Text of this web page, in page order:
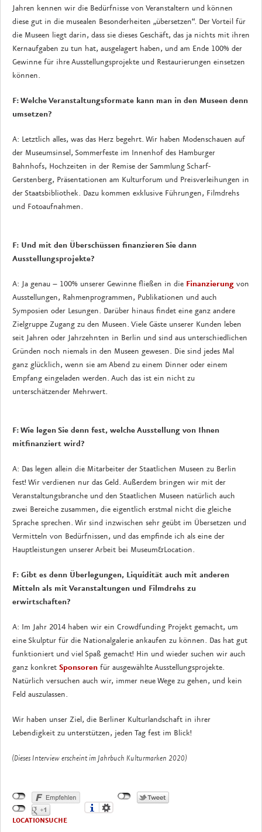
Jahren kennen wir die Bedürfnisse von Veranstaltern und können
diese gut in die musealen Besonderheiten „übersetzen“. Der Vorteil für
die Museen liegt darin, dass sie dieses Geschäft, das ja nichts mit ihren
Kernaufgaben zu tun hat, ausgelagert haben, und am Ende 100% der
Gewinne für ihre Ausstellungsprojekte und Restaurierungen einsetzen
können.
F: Welche Veranstaltungsformate kann man in den Museen denn
umsetzen?
A: Letztlich alles, was das Herz begehrt. Wir haben Modenschauen auf
der Museumsinsel, Sommerfeste im Innenhof des Hamburger
Bahnhofs, Hochzeiten in der Remise der Sammlung Scharf-
Gerstenberg, Präsentationen am Kulturforum und Preisverleihungen in
der Staatsbibliothek. Dazu kommen exklusive Führungen, Filmdrehs
und Fotoaufnahmen.
F: Und mit den Überschüssen ﬁnanzieren Sie dann
Ausstellungsprojekte?
A: Ja genau – 100% unserer Gewinne ﬂießen in die Finanzierung von
Ausstellungen, Rahmenprogrammen, Publikationen und auch
Symposien oder Lesungen. Darüber hinaus ﬁndet eine ganz andere
Zielgruppe Zugang zu den Museen. Viele Gäste unserer Kunden leben
seit Jahren oder Jahrzehnten in Berlin und sind aus unterschiedlichen
Gründen noch niemals in den Museen gewesen. Die sind jedes Mal
ganz glücklich, wenn sie am Abend zu einem Dinner oder einem
Empfang eingeladen werden. Auch das ist ein nicht zu
unterschätzender Mehrwert.
F: Wie legen Sie denn fest, welche Ausstellung von Ihnen
mitﬁnanziert wird?
A: Das legen allein die Mitarbeiter der Staatlichen Museen zu Berlin
fest! Wir verdienen nur das Geld. Außerdem bringen wir mit der
Veranstaltungsbranche und den Staatlichen Museen natürlich auch
zwei Bereiche zusammen, die eigentlich erstmal nicht die gleiche
Sprache sprechen. Wir sind inzwischen sehr geübt im Übersetzen und
Vermitteln von Bedürfnissen, und das empﬁnde ich als eine der
Hauptleistungen unserer Arbeit bei Museum&Location.
F: Gibt es denn Überlegungen, Liquidität auch mit anderen
Mitteln als mit Veranstaltungen und Filmdrehs zu
erwirtschaften?
A: Im Jahr 2014 haben wir ein Crowdfunding Projekt gemacht, um
eine Skulptur für die Nationalgalerie ankaufen zu können. Das hat gut
funktioniert und viel Spaß gemacht! Hin und wieder suchen wir auch
ganz konkret Sponsoren für ausgewählte Ausstellungsprojekte.
Natürlich versuchen auch wir, immer neue Wege zu gehen, und kein
Feld auszulassen.
Wir haben unser Ziel, die Berliner Kulturlandschaft in ihrer
Lebendigkeit zu unterstützen, jeden Tag fest im Blick!
(Dieses Interview erscheint im Jahrbuch Kulturmarken 2020)
LOCATIONSUCHE